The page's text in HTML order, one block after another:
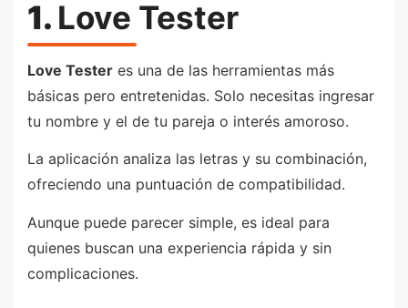
1. Love Tester
Love Tester es una de las herramientas más
básicas pero entretenidas. Solo necesitas ingresar
tu nombre y el de tu pareja o interés amoroso.
La aplicación analiza las letras y su combinación,
ofreciendo una puntuación de compatibilidad.
Aunque puede parecer simple, es ideal para
quienes buscan una experiencia rápida y sin
complicaciones.